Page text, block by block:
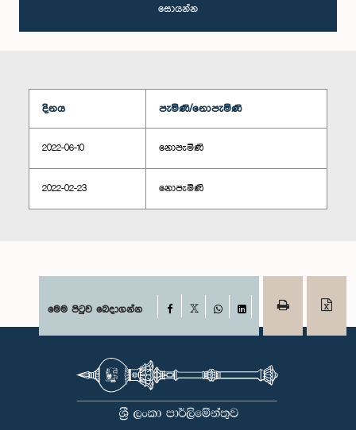
සොයන්න
දිනය පැමිණි/නොපැමිණි
2022-06-10 නොපැමිණි
2022-02-23 නොපැමිණි
මෙම පිටුව බෙදාගන්න Facebook
WhatsAppLinkedIn